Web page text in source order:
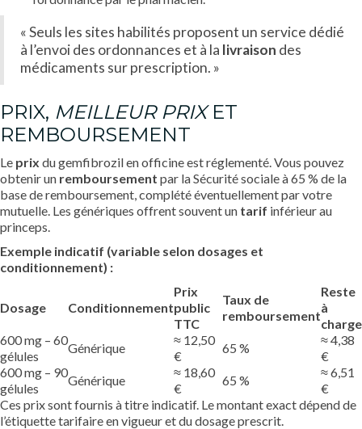
« Seuls les sites habilités proposent un service dédié
à l’envoi des ordonnances et à la livraison des
médicaments sur prescription. »
PRIX, MEILLEUR PRIXET
REMBOURSEMENT
Le prix du gemfibrozil en officine est réglementé. Vous pouvez
obtenir un remboursement par la Sécurité sociale à 65 % de la
base de remboursement, complété éventuellement par votre
mutuelle. Les génériques offrent souvent un tarif inférieur au
princeps.
Exemple indicatif (variable selon dosages et
conditionnement) :
Dosage Conditionnement
Prix
public
TTC
Taux de
remboursement
Reste
à
charge
600 mg – 60
gélules
Générique
≈ 12,50
€
65 %
≈ 4,38
€
600 mg – 90
gélules
Générique
≈ 18,60
€
65 %
≈ 6,51
€
Ces prix sont fournis à titre indicatif. Le montant exact dépend de
l’étiquette tarifaire en vigueur et du dosage prescrit.